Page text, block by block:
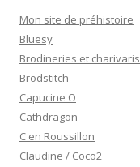
Mon site de préhistoire
Bluesy
Brodineries et charivaris
Brodstitch
Capucine O
Cathdragon
C en Roussillon
Claudine / Coco2